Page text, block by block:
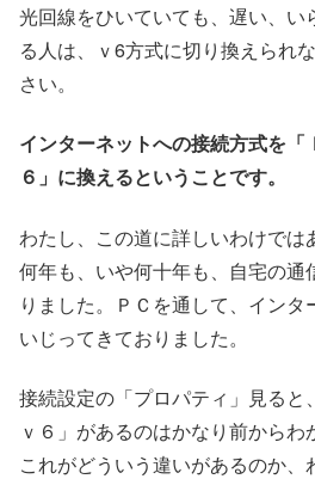
光回線をひいていても、遅い、い
る人は、ｖ6方式に切り換えられ
さい。
インターネットへの接続方式を「
６」に換えるということです。
わたし、この道に詳しいわけで
何年も、いや何十年も、自宅の通
りました。ＰＣを通して、イン
いじってきておりました。
接続設定の「プロパティ」見ると
ｖ６」があるのはかなり前からわ
これがどういう違いがあるのか